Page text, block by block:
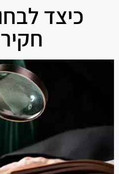
כיצד